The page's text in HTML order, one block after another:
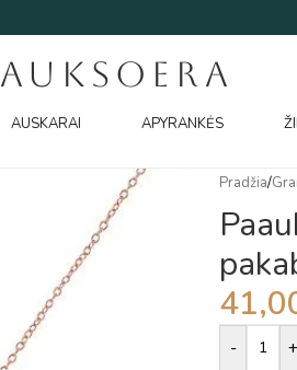
AUKSOERA
AUSKARAI APYRANKĖS
Pradžia/
- +
Alternative: